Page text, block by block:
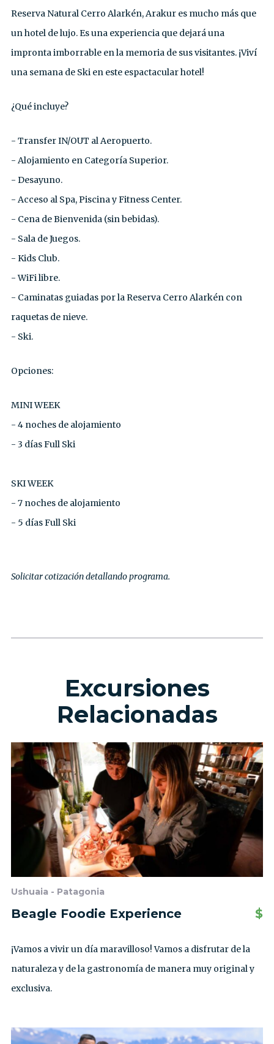
Reserva Natural Cerro Alarkén, Arakur es mucho más que
un hotel de lujo. Es una experiencia que dejará una
impronta imborrable en la memoria de sus visitantes. ¡Viví
una semana de Ski en este espactacular hotel!
¿Qué incluye?
- Transfer IN/OUT al Aeropuerto.⁣
- Alojamiento en Categoría Superior.⁣
- Desayuno.⁣
- Acceso al Spa, Piscina y Fitness Center.⁣
- Cena de Bienvenida (sin bebidas).⁣
- Sala de Juegos.⁣
- Kids Club.⁣
- WiFi libre.⁣
- Caminatas guiadas por la Reserva Cerro Alarkén con
raquetas de nieve.⁣
- Ski.⁣
Opciones:
MINI WEEK⁣
- 4 noches de alojamiento⁣
- 3 días Full Ski⁣
SKI WEEK⁣
- 7 noches de alojamiento⁣
- 5 días Full Ski⁣
Solicitar cotización detallando programa.
Excursiones
Relacionadas
Ushuaia - Patagonia
Beagle Foodie Experience $
¡Vamos a vivir un día maravilloso! Vamos a disfrutar de la
naturaleza y de la gastronomía de manera muy original y
exclusiva.